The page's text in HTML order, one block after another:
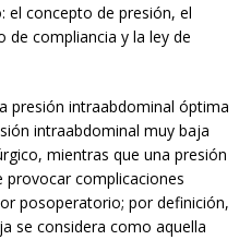
el concepto de presión, el
de compliancia y la ley de
presión intraabdominal óptima
intraabdominal muy baja
mientras que una presión
complicaciones
posoperatorio; por definición,
se considera como aquella